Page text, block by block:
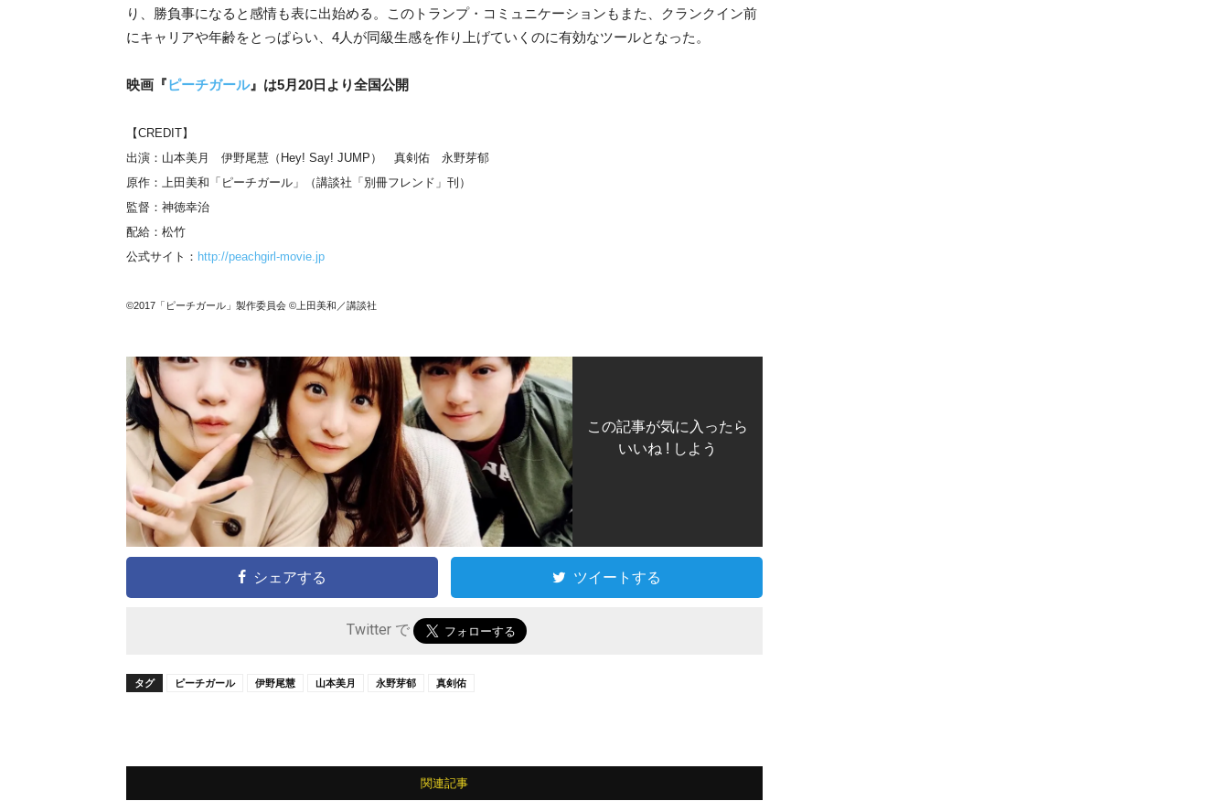
り、勝負事になると感情も表に出始める。このトランプ・コミュニケーションもまた、クランクイン前
にキャリアや年齢をとっぱらい、4人が同級生感を作り上げていくのに有効なツールとなった。
映画『ピーチガール』は5月20 日より全国公開
【CREDIT】
出演：山本美月 伊野尾慧（Hey! Say! JUMP） 真剣佑 永野芽郁
原作：上田美和「ピーチガール」（講談社「別冊フレンド」刊）
監督：神徳幸治
配給：松竹
公式サイト： http://peachgirl-movie.jp
©2017「ピーチガール」製作委員会 ©上田美和／講談社
この記事が気に入ったら
いいね ! しよう
シェアする ツイートする
Twitter で
タグ ピーチガール 伊野尾慧 山本美月 永野芽郁 真剣佑
関連記事